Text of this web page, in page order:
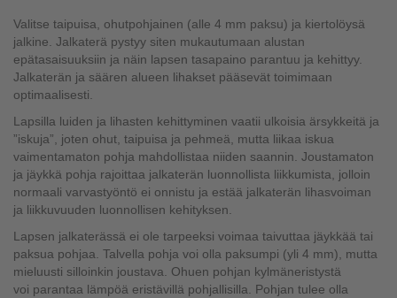
Valitse taipuisa, ohutpohjainen (alle 4 mm paksu) ja kiertolöysä
jalkine. Jalkaterä pystyy siten mukautumaan alustan
epätasaisuuksiin ja näin lapsen tasapaino parantuu ja kehittyy.
Jalkaterän ja säären alueen lihakset pääsevät toimimaan
optimaalisesti.
Lapsilla luiden ja lihasten kehittyminen vaatii ulkoisia ärsykkeitä ja
”iskuja”, joten ohut, taipuisa ja pehmeä, mutta liikaa iskua
vaimentamaton pohja mahdollistaa niiden saannin. Joustamaton
ja jäykkä pohja rajoittaa jalkaterän luonnollista liikkumista, jolloin
normaali varvastyöntö ei onnistu ja estää jalkaterän lihasvoiman
ja liikkuvuuden luonnollisen kehityksen.
Lapsen jalkaterässä ei ole tarpeeksi voimaa taivuttaa jäykkää tai
paksua pohjaa. Talvella pohja voi olla paksumpi (yli 4 mm), mutta
mieluusti silloinkin joustava. Ohuen pohjan kylmäneristystä
voi parantaa lämpöä eristävillä pohjallisilla. Pohjan tulee olla